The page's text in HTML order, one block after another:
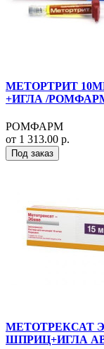
МЕТОРТРИТ
+ИГЛА /
РОМФАРМ
от 1 313.00 р.
Под заказ
МЕТОТРЕКСАТ
ШПРИЦ+ИГЛА